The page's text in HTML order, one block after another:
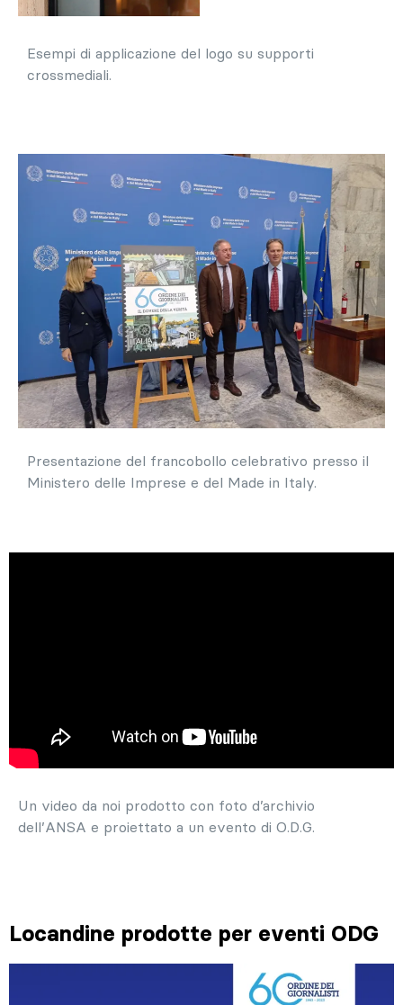
Esempi di applicazione del logo su supporti
crossmediali.
Presentazione del francobollo celebrativo presso il
Ministero delle Imprese e del Made in Italy.
Un video da noi prodotto con foto d’archivio
dell’ANSA e proiettato a un evento di O.D.G.
Locandine prodotte per eventi ODG